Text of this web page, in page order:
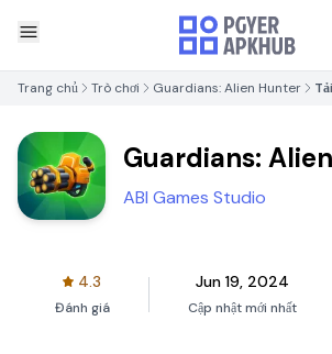
Trang chủ Trò chơi Guardians: Alien Hunter
Guardians:
ABI Games Studio
4.3
Đánh giá
Jun 19, 2024
Cập nhật mới nhất